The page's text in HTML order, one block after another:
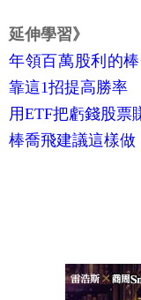
延伸學習》
年領百萬股利的
靠這1招提高勝率
用ETF把虧錢股票
棒喬飛建議這樣做